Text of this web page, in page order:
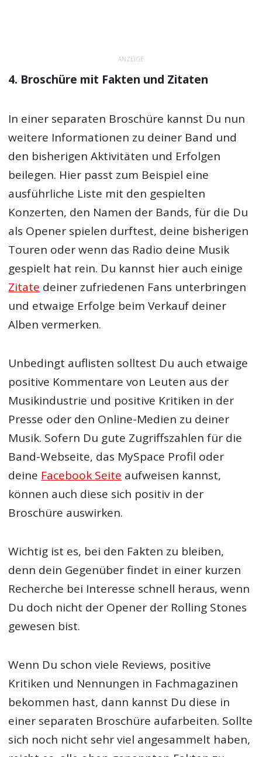
ANZEIGE
4. Broschüre mit Fakten und Zitaten
In einer separaten Broschüre kannst Du nun
weitere Informationen zu deiner Band und
den bisherigen Aktivitäten und Erfolgen
beilegen. Hier passt zum Beispiel eine
ausführliche Liste mit den gespielten
Konzerten, den Namen der Bands, für die Du
als Opener spielen durftest, deine bisherigen
Touren oder wenn das Radio deine Musik
gespielt hat rein. Du kannst hier auch einige
Zitate deiner zufriedenen Fans unterbringen
und etwaige Erfolge beim Verkauf deiner
Alben vermerken.
Unbedingt auflisten solltest Du auch etwaige
positive Kommentare von Leuten aus der
Musikindustrie und positive Kritiken in der
Presse oder den Online-Medien zu deiner
Musik. Sofern Du gute Zugriffszahlen für die
Band-Webseite, das MySpace Profil oder
deine Facebook Seite aufweisen kannst,
können auch diese sich positiv in der
Broschüre auswirken.
Wichtig ist es, bei den Fakten zu bleiben,
denn dein Gegenüber findet in einer kurzen
Recherche bei Interesse schnell heraus, wenn
Du doch nicht der Opener der Rolling Stones
gewesen bist.
Wenn Du schon viele Reviews, positive
Kritiken und Nennungen in Fachmagazinen
bekommen hast, dann kannst Du diese in
einer separaten Broschüre aufarbeiten. Sollte
sich noch nicht sehr viel angesammelt haben,